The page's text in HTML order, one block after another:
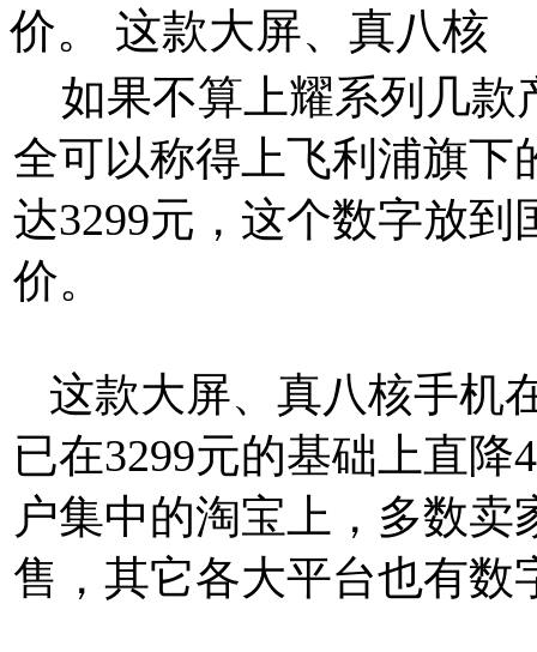
价。 这款大屏、真八核
如果不算上耀系列几款
全可以称得上飞利浦旗下
达3299元，这个数字放
价。
这款大屏、真八核手机
已在3299元的基础上直降
户集中的淘宝上，多数卖
售，其它各大平台也有数